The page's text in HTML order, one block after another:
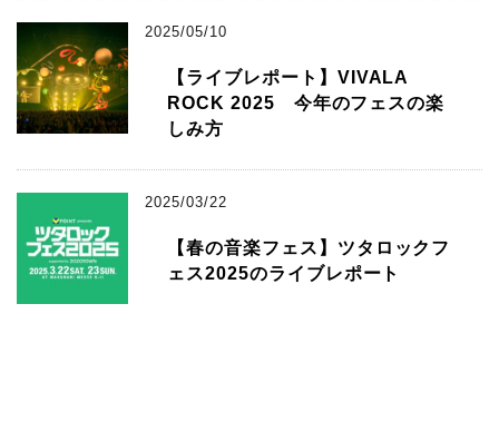
2025/05/10
【ライブレポート】VIVALA
ROCK 2025 今年のフェスの楽
しみ方
2025/03/22
【春の音楽フェス】ツタロックフ
ェス2025のライブレポート